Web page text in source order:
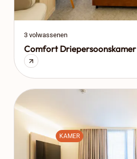
3 volwassenen
Comfort Driepersoonskamer
KAMER